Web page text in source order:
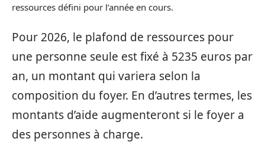
ressources défini pour l’année en cours.
Pour 2026, le plafond de ressources pour
une personne seule est fixé à 5235 euros par
an, un montant qui variera selon la
composition du foyer. En d’autres termes, les
montants d’aide augmenteront si le foyer a
des personnes à charge.